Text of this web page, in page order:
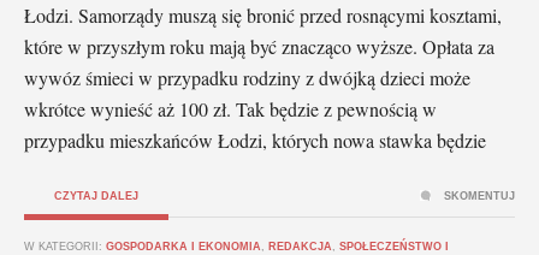
Łodzi. Samorządy muszą się bronić przed rosnącymi kosztami,
które w przyszłym roku mają być znacząco wyższe. Opłata za
wywóz śmieci w przypadku rodziny z dwójką dzieci może
wkrótce wynieść aż 100 zł. Tak będzie z pewnością w
przypadku mieszkańców Łodzi, których nowa stawka będzie
CZYTAJ DALEJ
W KATEGORII: GOSPODARKA I EKONOMIA REDAKCJA SPOŁECZEŃSTWO I
SKOMENTUJ